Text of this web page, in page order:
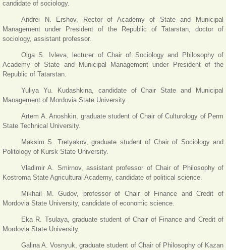
candidate of sociology.
Andrei N. Ershov, Rector of Academy of State and Municipal
Management under President of the Republic of Tatarstan, doctor of
sociology, assistant professor.
Olga S. Ivleva, lecturer of Chair of Sociology and Philosophy of
Academy of State and Municipal Management under President of the
Republic of Tatarstan.
Yuliya Yu. Kudashkina, candidate of Chair State and Municipal
Management of Mordovia State University.
Artem A. Anoshkin, graduate student of Chair of Culturology of Perm
State Technical University.
Maksim S. Tretyakov, graduate student of Chair of Sociology and
Politology of Kursk State University.
Vladimir A. Smirnov, assistant professor of Chair of Philosophy of
Kostroma State Agricultural Academy, candidate of political science.
Mikhail M. Gudov, professor of Chair of Finance and Credit of
Mordovia State University, candidate of economic science.
Eka R. Tsulaya, graduate student of Chair of Finance and Credit of
Mordovia State University.
Galina A. Vosnyuk, graduate student of Chair of Philosophy of Kazan